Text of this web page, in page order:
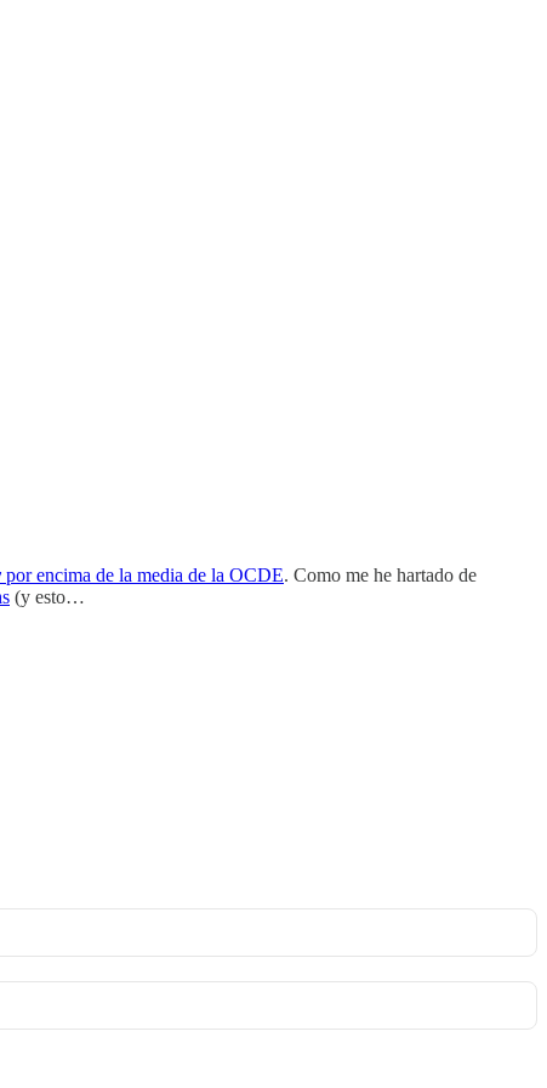
por encima de la media de la OCDE. Como me he hartado de
(y esto…